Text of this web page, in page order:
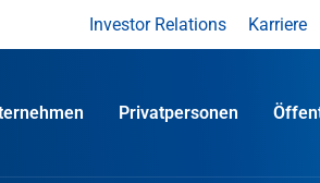
Investor Relations Karriere
Privatpersonen